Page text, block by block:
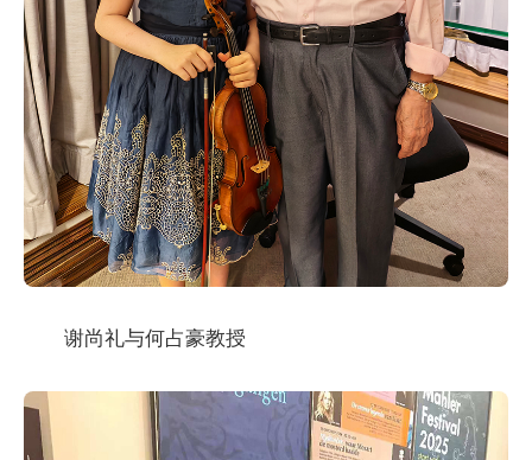
谢尚礼与何占豪教授